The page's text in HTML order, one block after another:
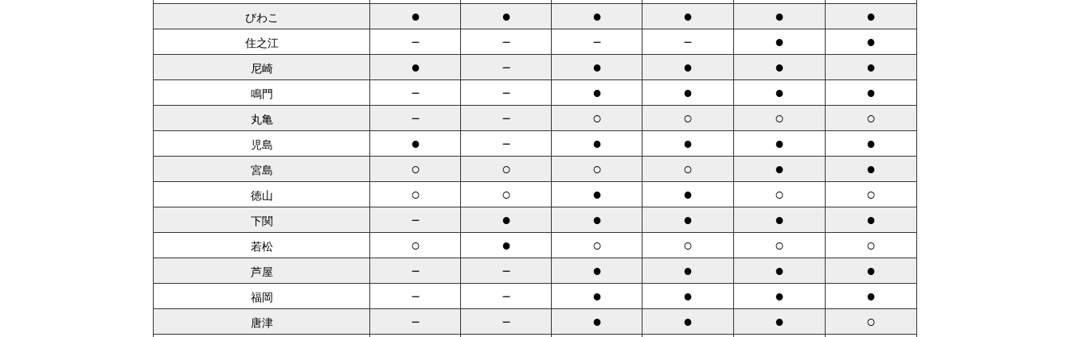
びわこ ● ● ● ● ● ●
住之江 － － － － ● ●
尼崎 ● － ● ● ● ●
鳴門 － － ● ● ● ●
丸亀 － － ○ ○ ○ ○
児島 ● － ● ● ● ●
宮島 ○ ○ ○ ○ ● ●
徳山 ○ ○ ● ● ○ ○
下関 － ● ● ● ● ●
若松 ○ ● ○ ○ ○ ○
芦屋 － － ● ● ● ●
福岡 － － ● ● ● ●
唐津 － － ● ● ● ○